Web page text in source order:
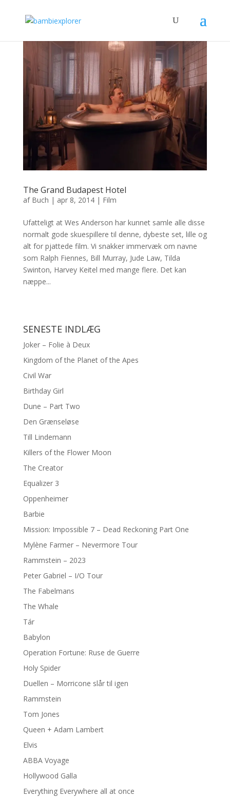
The Grand Budapest Hotel
af Buch | apr 8, 2014| Film
Ufatteligt at Wes Anderson har kunnet samle alle disse
normalt gode skuespillere til denne, dybeste set, lille og
alt for pjattede film. Vi snakker immervæk om navne
som Ralph Fiennes, Bill Murray, Jude Law, Tilda
Swinton, Harvey Keitel med mange flere. Det kan
næppe...
SENESTE INDLÆG
Joker – Folie à Deux
Kingdom of the Planet of the Apes
Civil War
Birthday Girl
Dune – Part Two
Den Grænseløse
Till Lindemann
Killers of the Flower Moon
The Creator
Equalizer 3
Oppenheimer
Barbie
Mission: Impossible 7 – Dead Reckoning Part One
Mylène Farmer – Nevermore Tour
Rammstein – 2023
Peter Gabriel – I/O Tour
The Fabelmans
The Whale
Tár
Babylon
Operation Fortune: Ruse de Guerre
Holy Spider
Duellen – Morricone slår til igen
Rammstein
Tom Jones
Queen + Adam Lambert
Elvis
ABBA Voyage
Hollywood Galla
Everything Everywhere all at once